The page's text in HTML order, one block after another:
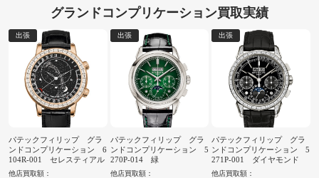
グランドコンプリケーション買取実績
出張
パテックフィリップ グラ
ンドコンプリケーション 6
104R-001 セレスティアル
他店買取額：
出張
パテックフィリップ グラ
ンドコンプリケーション 5
270P-014 緑
他店買取額：
出張
パテックフィリップ グラ
ンドコンプリケーション 5
271P-001 ダイヤモンド
他店買取額：